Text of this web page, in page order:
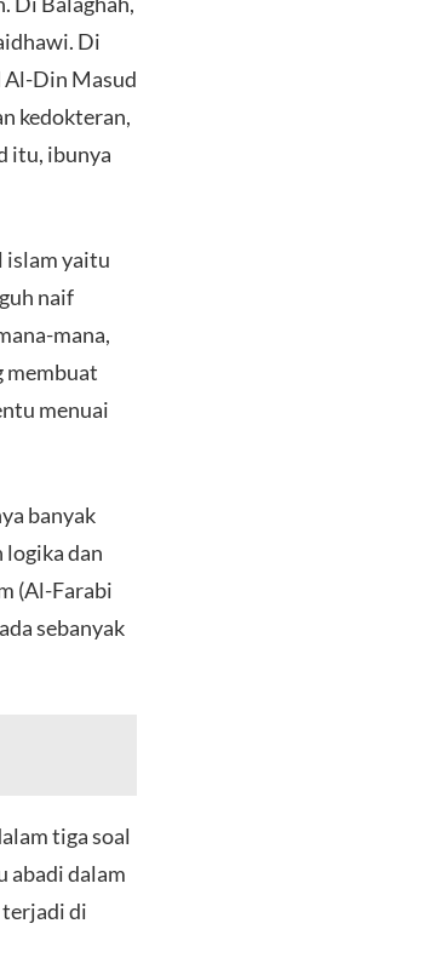
Di
Al-Din Masud
kedokteran,
itu, ibunya
islam yaitu
naif
mana,
membuat
menuai
banyak
dan
(Al-Farabi
sebanyak
tiga soal
abadi dalam
terjadi di